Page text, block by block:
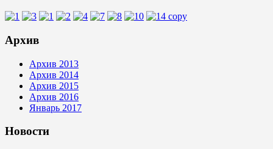
Архив
Архив 2013
Архив 2014
Архив 2015
Архив 2016
Январь 2017
Новости